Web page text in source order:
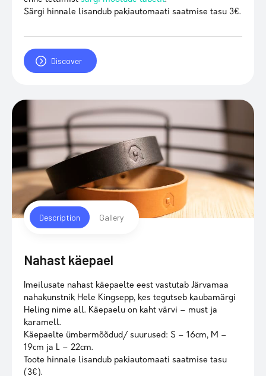
Särgi hinnale lisandub pakiautomaati saatmise tasu 3€.
Discover
Description Gallery
Nahast käepael
Imeilusate nahast käepaelte eest vastutab Järvamaa
nahakunstnik Hele Kingsepp, kes tegutseb kaubamärgi
Heling nime all. Käepaelu on kaht värvi – must ja
karamell.
Käepaelte ümbermõõdud/ suurused: S – 16cm, M –
19cm ja L – 22cm.
Toote hinnale lisandub pakiautomaati saatmise tasu
(3€).